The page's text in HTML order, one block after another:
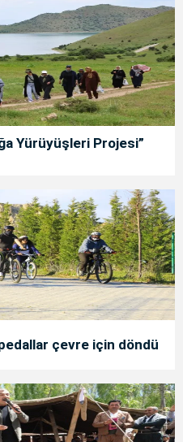
Yürüyüşleri Projesi”
çevre için döndü